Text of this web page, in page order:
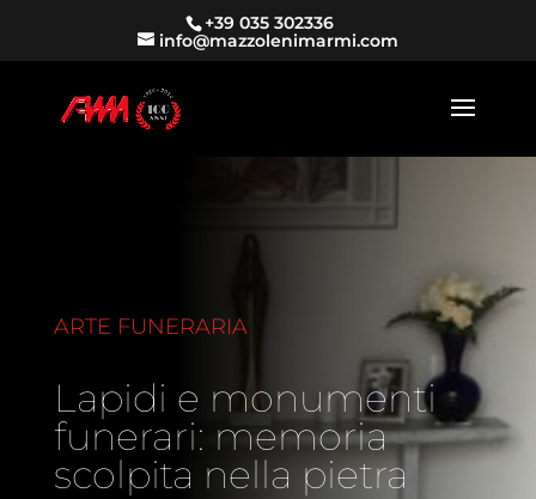
+39 035 302336
info@mazzolenimarmi.com
ARTE FUNERARIA
Lapidi e monumenti
funerari: memoria
scolpita nella pietra